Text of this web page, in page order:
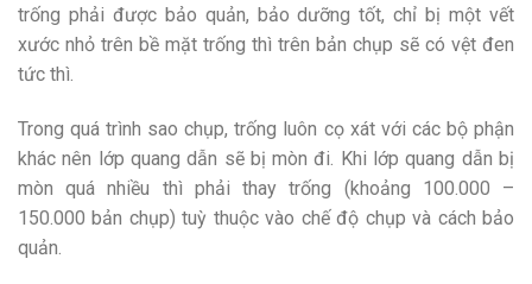
trống phải được bảo quản, bảo dưỡng tốt, chỉ bị một vết
xước nhỏ trên bề mặt trống thì trên bản chụp sẽ có vệt đen
tức thì.
Trong quá trình sao chụp, trống luôn cọ xát với các bộ phận
khác nên lớp quang dẫn sẽ bị mòn đi. Khi lớp quang dẫn bị
mòn quá nhiều thì phải thay trống (khoảng 100.000 –
150.000 bản chụp) tuỳ thuộc vào chế độ chụp và cách bảo
quản.